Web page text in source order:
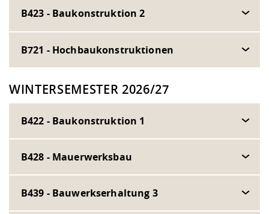
B423 - Baukonstruktion 2
B721 - Hochbaukonstruktionen
WINTERSEMESTER 2026/27
B422 - Baukonstruktion 1
B428 - Mauerwerksbau
B439 - Bauwerkserhaltung 3